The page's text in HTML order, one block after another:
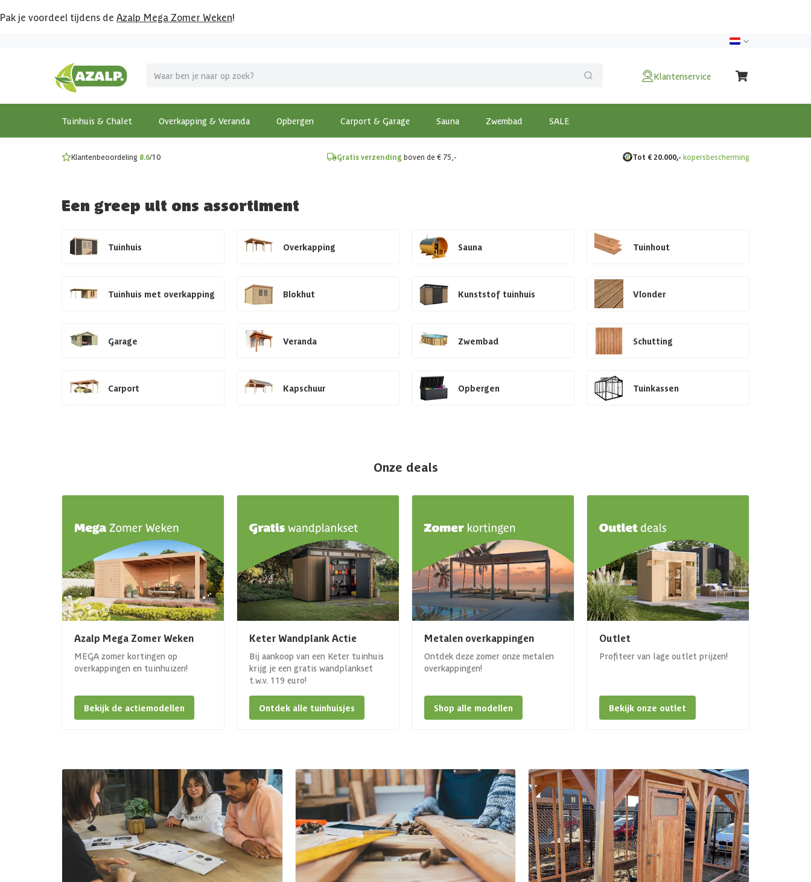
Pak je voordeel tijdens de Azalp Mega Zomer Weken!
Klantenservice
Tuinhuis & Chalet Overkapping & Veranda Opbergen Carport & Garage Sauna Zwembad SALE
MEGA zomer kortingen op overkappingen en tuinhuizen!
Bekijk de actiemodellen
Gratis wandplankset
Ontdek onze metalen overkappingen
Klantenbeoordeling 8.6/10 Gratis verzending boven de € 75,- Tot € 20.000,- kopersbescherming
Een greep uit ons assortiment
Tuinhuis Overkapping Sauna Tuinhout
Tuinhuis met overkapping Blokhut Kunststof tuinhuis Vlonder
Garage Veranda Zwembad Schutting
Carport Kapschuur Opbergen Tuinkassen
Onze deals
Azalp Mega Zomer Weken
MEGA zomer kortingen op
overkappingen en tuinhuizen!
Bekijk de actiemodellen
Keter Wandplank Actie
Bij aankoop van een Keter tuinhuis
krijg je een gratis wandplankset
t.w.v. 119 euro!
Ontdek alle tuinhuisjes
Metalen overkappingen
Ontdek deze zomer onze metalen
overkappingen!
Shop alle modellen
Outlet
Profiteer van lage outlet prijzen!
Bekijk onze outlet